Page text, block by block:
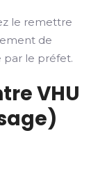
le remettre
de
par le préfet.
VHU